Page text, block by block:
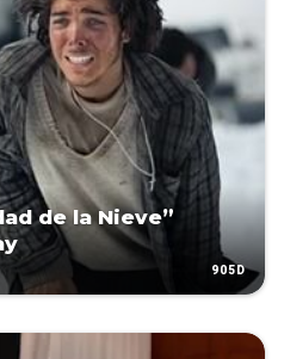
de la Nieve”
905D